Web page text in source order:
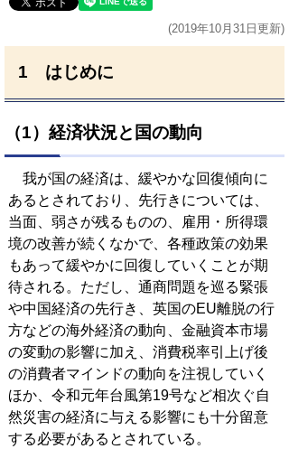
(2019年10月31日更新)
1 はじめに
（1）経済状況と国の動向
我が国の経済は、緩やかな回復傾向に
あるとされており、先行きについては、
当面、弱さが残るものの、雇用・所得環
境の改善が続くなかで、各種政策の効果
もあって緩やかに回復していくことが期
待される。ただし、通商問題を巡る緊張
や中国経済の先行き、英国のEU離脱の行
方などの海外経済の動向、金融資本市場
の変動の影響に加え、消費税率引上げ後
の消費者マインドの動向を注視していく
ほか、令和元年台風第19号など相次ぐ自
然災害の経済に与える影響にも十分留意
する必要があるとされている。